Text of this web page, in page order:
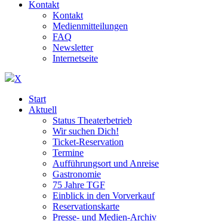
Kontakt
Kontakt
Medienmitteilungen
FAQ
Newsletter
Internetseite
X
Start
Aktuell
Status Theaterbetrieb
Wir suchen Dich!
Ticket-Reservation
Termine
Aufführungsort und Anreise
Gastronomie
75 Jahre TGF
Einblick in den Vorverkauf
Reservationskarte
Presse- und Medien-Archiv